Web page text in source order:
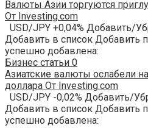
Валюты Азии торгуются
От Investing.com
USD/JPY +0,04% Добавить/
Добавить в список Добавить
успешно добавлена:
Бизнес статьи 0
Азиатские валюты ослабели
доллара От Investing.com
USD/JPY -0,02% Добавить/
Добавить в список Добавить
успешно добавлена: